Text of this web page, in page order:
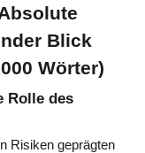
Blick
Wörter)
Rolle des
Risiken geprägten